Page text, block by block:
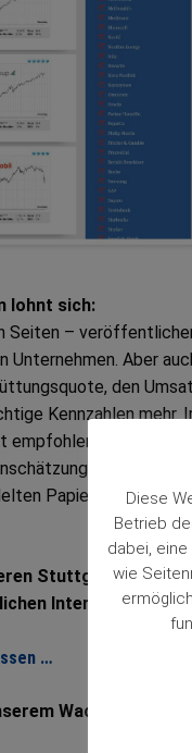
lohnt sich:
Seiten –
Aber
den
Kennzahlen
84
Also
Papieren das
Stuttgarter
Internetseiten …
…
Diese
Betrieb
dabei,
wie